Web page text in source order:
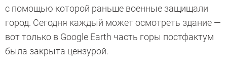
с помощью которой раньше военные защищали
город. Сегодня каждый может осмотреть здание —
вот только в Google Earth часть горы постфактум
была закрыта цензурой.